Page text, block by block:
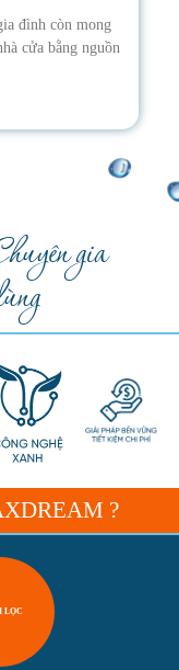
đình còn mong
cửa bằng nguồn
gia
?
LỌC